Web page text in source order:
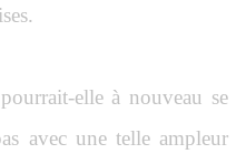
elle à nouveau se
avec une telle ampleur